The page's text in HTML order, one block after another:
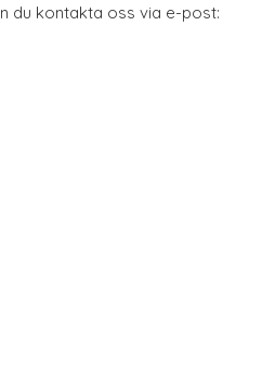
du kontakta oss via e-post: